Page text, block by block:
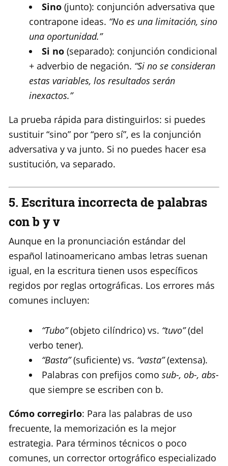
Sino (junto): conjunción adversativa que
contrapone ideas. “No es una limitación, sino
una oportunidad.”
Si no (separado): conjunción condicional
+ adverbio de negación. “Si no se consideran
estas variables, los resultados serán
inexactos.”
La prueba rápida para distinguirlos: si puedes
sustituir “sino” por “pero sí”, es la conjunción
adversativa y va junto. Si no puedes hacer esa
sustitución, va separado.
5. Escritura incorrecta de palabras
con b y v
Aunque en la pronunciación estándar del
español latinoamericano ambas letras suenan
igual, en la escritura tienen usos específicos
regidos por reglas ortográficas. Los errores más
comunes incluyen:
“Tubo”(objeto cilíndrico) vs. “tuvo”(del
verbo tener).
“Basta”(suficiente) vs. “vasta”(extensa).
Palabras con prefijos como sub-, ob-, abs-
que siempre se escriben con b.
Cómo corregirlo: Para las palabras de uso
frecuente, la memorización es la mejor
estrategia. Para términos técnicos o poco
comunes, un corrector ortográfico especializado